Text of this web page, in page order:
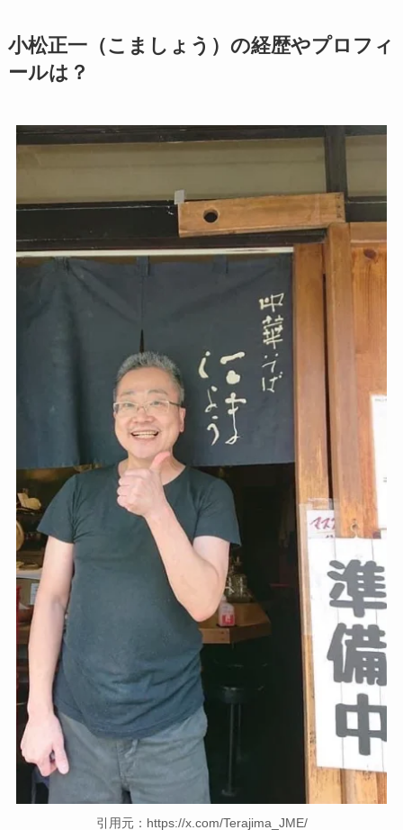
小松正一（こましょう）の経歴やプロフィ
ールは？
引用元：https://x.com/Terajima_JME/